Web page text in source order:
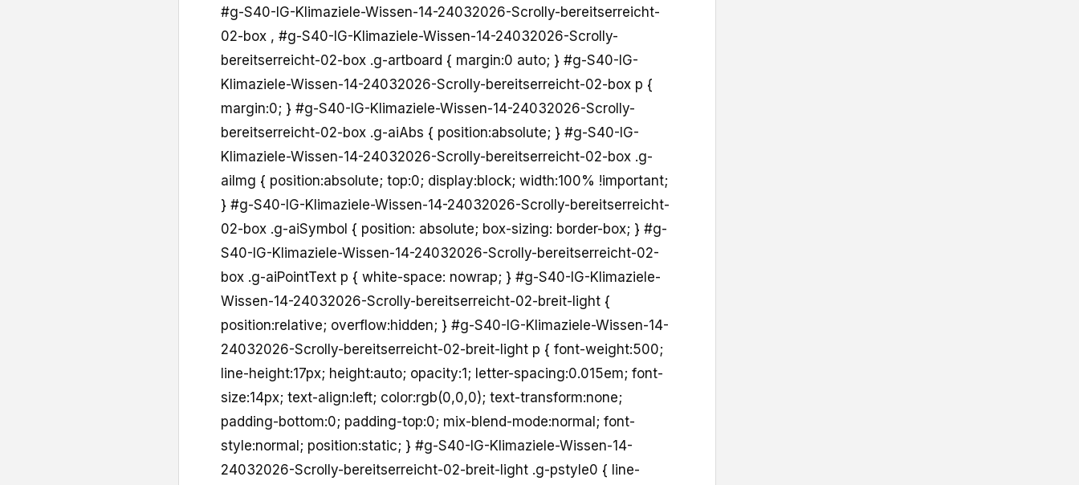
#g-S40-IG-Klimaziele-Wissen-14-24032026-Scrolly-bereitserreicht-
02-box , #g-S40-IG-Klimaziele-Wissen-14-24032026-Scrolly-
bereitserreicht-02-box .g-artboard { margin:0 auto; } #g-S40-IG-
Klimaziele-Wissen-14-24032026-Scrolly-bereitserreicht-02-box p {
margin:0; } #g-S40-IG-Klimaziele-Wissen-14-24032026-Scrolly-
bereitserreicht-02-box .g-aiAbs { position:absolute; } #g-S40-IG-
Klimaziele-Wissen-14-24032026-Scrolly-bereitserreicht-02-box .g-
aiImg { position:absolute; top:0; display:block; width:100% !important;
} #g-S40-IG-Klimaziele-Wissen-14-24032026-Scrolly-bereitserreicht-
02-box .g-aiSymbol { position: absolute; box-sizing: border-box; } #g-
S40-IG-Klimaziele-Wissen-14-24032026-Scrolly-bereitserreicht-02-
box .g-aiPointText p { white-space: nowrap; } #g-S40-IG-Klimaziele-
Wissen-14-24032026-Scrolly-bereitserreicht-02-breit-light {
position:relative; overflow:hidden; } #g-S40-IG-Klimaziele-Wissen-14-
24032026-Scrolly-bereitserreicht-02-breit-light p { font-weight:500;
line-height:17px; height:auto; opacity:1; letter-spacing:0.015em; font-
size:14px; text-align:left; color:rgb(0,0,0); text-transform:none;
padding-bottom:0; padding-top:0; mix-blend-mode:normal; font-
style:normal; position:static; } #g-S40-IG-Klimaziele-Wissen-14-
24032026-Scrolly-bereitserreicht-02-breit-light .g-pstyle0 { line-